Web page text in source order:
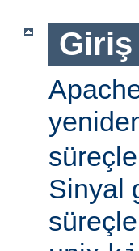
Giriş
Sinyal